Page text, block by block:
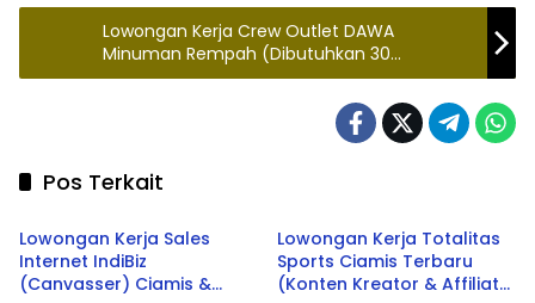
Lowongan Kerja Crew Outlet DAWA
Minuman Rempah (Dibutuhkan 30
Orang/Bulan) 2026
Pos Terkait
Banjar
Lowongan Kerja Sales
Internet IndiBiz
(Canvasser) Ciamis &
Lowongan Kerja Totalitas
Sports Ciamis Terbaru
(Konten Kreator & Affiliate
Ciamis Ciamis